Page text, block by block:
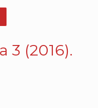
3 (2016).